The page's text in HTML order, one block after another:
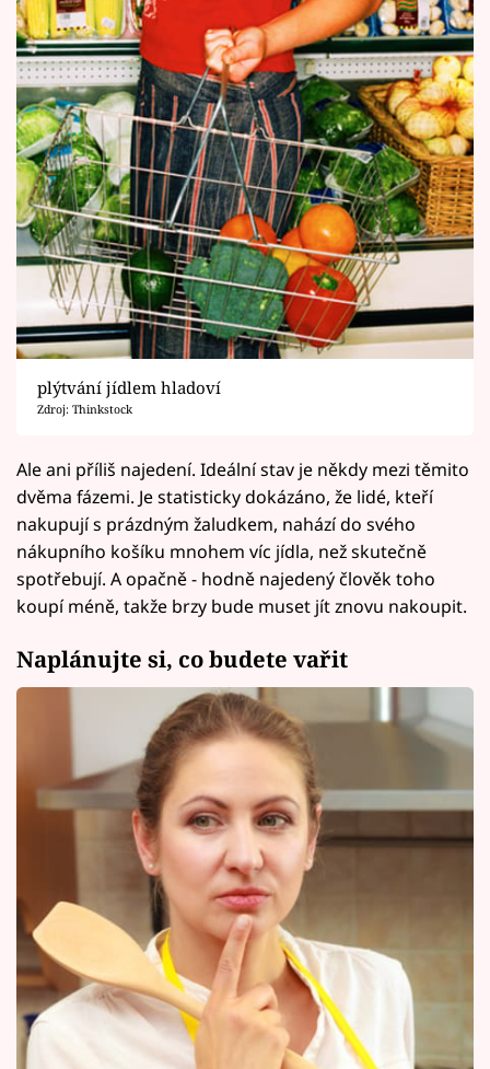
plýtvání jídlem hladoví
Zdroj: Thinkstock
Ale ani příliš najedení. Ideální stav je někdy mezi těmito
dvěma fázemi. Je statisticky dokázáno, že lidé, kteří
nakupují s prázdným žaludkem, nahází do svého
nákupního košíku mnohem víc jídla, než skutečně
spotřebují. A opačně - hodně najedený člověk toho
koupí méně, takže brzy bude muset jít znovu nakoupit.
Naplánujte si, co budete vařit